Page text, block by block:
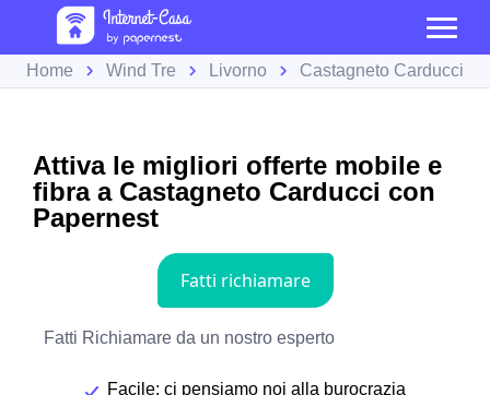
Home Wind Tre Livorno Castagneto Carducci